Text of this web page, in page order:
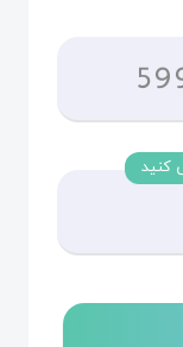
کنید